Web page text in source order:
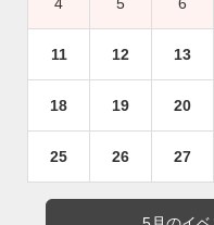
11 12 13
18 19 20
25 26 27